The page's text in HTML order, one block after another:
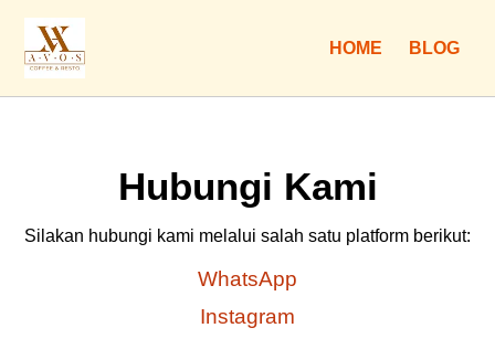
HOME BLOG
Hubungi Kami
Silakan hubungi kami melalui salah satu platform berikut:
WhatsApp
Instagram